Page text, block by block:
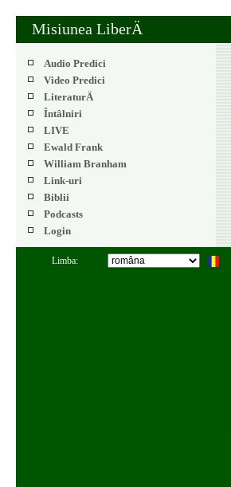
Misiunea LiberÄ
Audio Predici
Video Predici
LiteraturÄ
Întâlniri
LIVE
Ewald Frank
William Branham
Link-uri
Biblii
Podcasts
Login
Limba: